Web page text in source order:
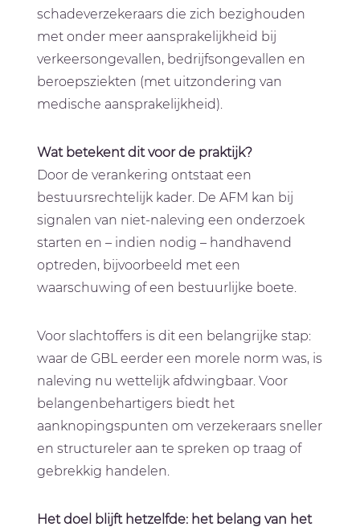
schadeverzekeraars die zich bezighouden
met onder meer aansprakelijkheid bij
verkeersongevallen, bedrijfsongevallen en
beroepsziekten (met uitzondering van
medische aansprakelijkheid).
Wat betekent dit voor de praktijk?
Door de verankering ontstaat een
bestuursrechtelijk kader. De AFM kan bij
signalen van niet-naleving een onderzoek
starten en – indien nodig – handhavend
optreden, bijvoorbeeld met een
waarschuwing of een bestuurlijke boete.
Voor slachtoffers is dit een belangrijke stap:
waar de GBL eerder een morele norm was, is
naleving nu wettelijk afdwingbaar. Voor
belangenbehartigers biedt het
aanknopingspunten om verzekeraars sneller
en structureler aan te spreken op traag of
gebrekkig handelen.
Het doel blijft hetzelfde: het belang van het